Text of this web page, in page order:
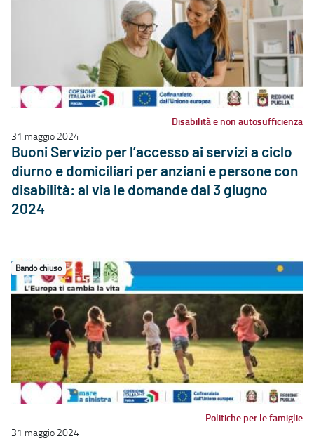
Disabilità e non autosufficienza
31 maggio 2024
Buoni Servizio per l’accesso ai servizi a ciclo
diurno e domiciliari per anziani e persone con
disabilità: al via le domande dal 3 giugno
2024
Bando chiuso
Politiche per le famiglie
31 maggio 2024